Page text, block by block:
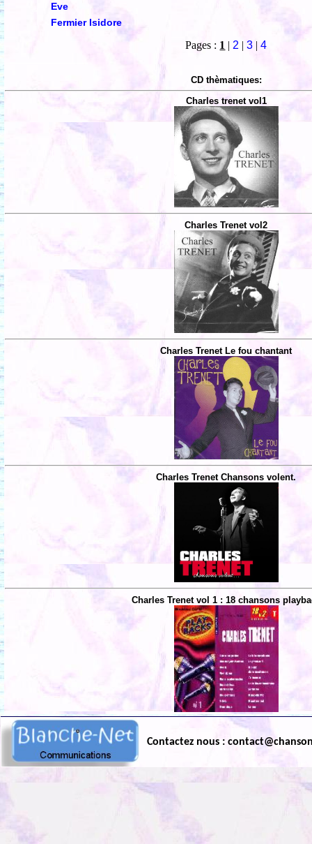
Eve
Fermier Isidore
Pages : 1 | 2 |3 |4
CD thèmatiques:
Charles trenet vol1
Charles Trenet vol2
Charles Trenet Le fou chantant
Charles Trenet Chansons volent.
Charles Trenet vol 1 : 18 chansons
Contactez nous :